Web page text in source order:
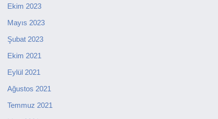
Ekim 2023
Mayıs 2023
Şubat 2023
Ekim 2021
Eylül 2021
Ağustos 2021
Temmuz 2021